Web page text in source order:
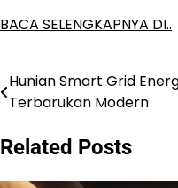
BACA SELENGKAPNYA DI..
Post
Hunian Smart Grid
Terbarukan Modern
Related Posts